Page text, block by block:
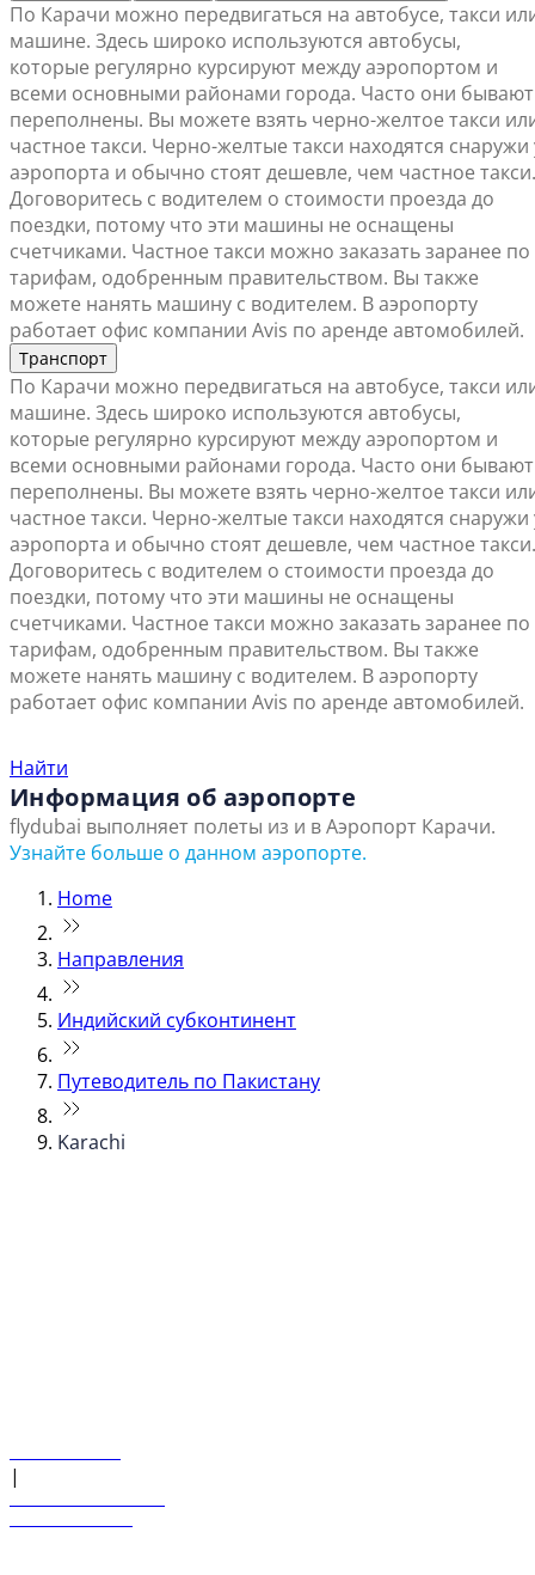
По Карачи можно передвигаться на автобусе, такси
машине. Здесь широко используются автобусы,
которые регулярно курсируют между аэропортом и
всеми основными районами города. Часто они бывают
переполнены. Вы можете взять черно-желтое такси
частное такси. Черно-желтые такси находятся снаружи
аэропорта и обычно стоят дешевле, чем частное такси.
Договоритесь с водителем о стоимости проезда до
поездки, потому что эти машины не оснащены
счетчиками. Частное такси можно заказать заранее по
тарифам, одобренным правительством. Вы также
можете нанять машину с водителем. В аэропорту
работает офис компании Avis по аренде автомобилей.
Транспорт
По Карачи можно передвигаться на автобусе, такси
машине. Здесь широко используются автобусы,
которые регулярно курсируют между аэропортом и
всеми основными районами города. Часто они бывают
переполнены. Вы можете взять черно-желтое такси
частное такси. Черно-желтые такси находятся снаружи
аэропорта и обычно стоят дешевле, чем частное такси.
Договоритесь с водителем о стоимости проезда до
поездки, потому что эти машины не оснащены
счетчиками. Частное такси можно заказать заранее по
тарифам, одобренным правительством. Вы также
можете нанять машину с водителем. В аэропорту
работает офис компании Avis по аренде автомобилей.
Найти
Информация об аэропорте
flydubai выполняет полеты из и в Аэропорт Карачи.
Узнайте больше о данном аэропорте.
Home
Направления
Индийский субконтинент
Путеводитель по Пакистану
Karachi
|